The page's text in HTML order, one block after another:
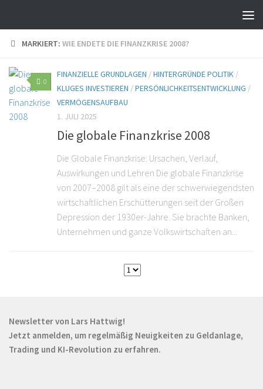
MARKIERT: WIE ENDETE DIE FINANZKRISE 2008?
0
FINANZIELLE GRUNDLAGEN /HINTERGRÜNDE POLITIK /
KLUGES INVESTIEREN /PERSÖNLICHKEITSENTWICKLUNG /
VERMÖGENSAUFBAU
1. JULI 2025
Die globale Finanzkrise 2008
Die Globale Finanzkrise: Ursachen, Verlauf,
Auswirkungen und Lehren Die globale Finanzkrise
von 2007–2008 gilt als eine der schwerwiegendsten
wirtschaftlichen Erschütterungen seit der Großen
Depression der 1930er-Jahre. Sie brachte Banken,
Unternehmen und ganze Volkswirtschaften an...
Newsletter von Lars Hattwig!
Jetzt anmelden, um regelmäßig Neuigkeiten zu Geldanlage,
Trading und KI-Revolution zu erfahren.